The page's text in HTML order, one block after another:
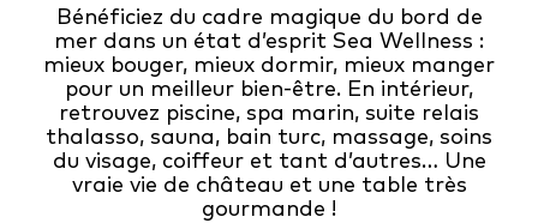
Bénéficiez du cadre magique du bord de
mer dans un état d’esprit Sea Wellness :
mieux bouger, mieux dormir, mieux manger
pour un meilleur bien-être. En intérieur,
retrouvez piscine, spa marin, suite relais
thalasso, sauna, bain turc, massage, soins
du visage, coiffeur et tant d’autres… Une
vraie vie de château et une table très
gourmande !